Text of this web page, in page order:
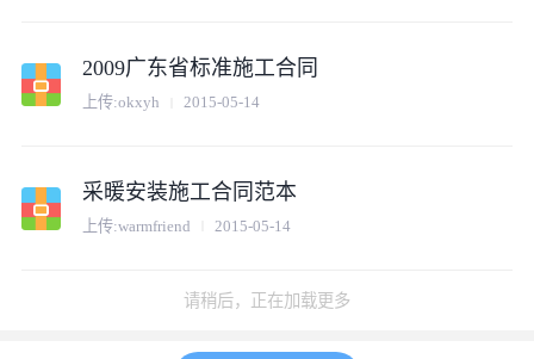
2009广东省标准施工合同
上传:okxyh 2015-05-14
采暖安装施工合同范本
上传:warmfriend 2015-05-14
电气建筑安装施工合同
dongfan1987 2015-05-13